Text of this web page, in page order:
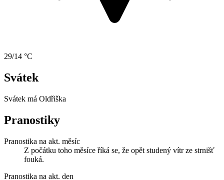
29/14 °C
Svátek
Svátek má Oldřiška
Pranostiky
Pranostika na akt. měsíc
Z počátku toho měsíce říká se, že opět studený vítr ze strnišť
fouká.
Pranostika na akt. den